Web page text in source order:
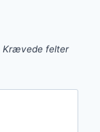
Krævede felter